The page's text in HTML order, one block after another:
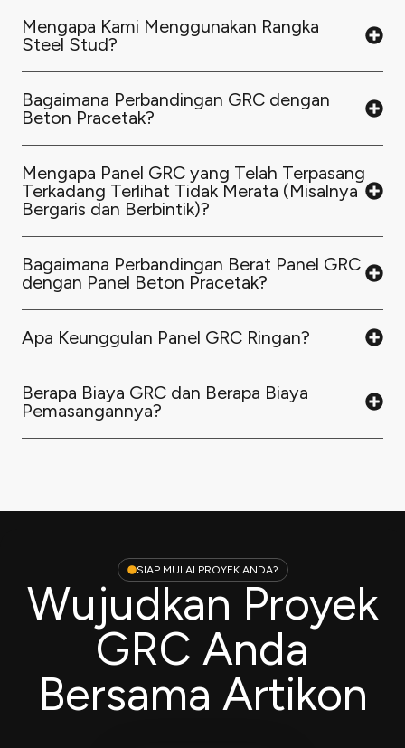
Mengapa Kami Menggunakan Rangka
Steel Stud?
Bagaimana Perbandingan GRC dengan
Beton Pracetak?
Mengapa Panel GRC yang Telah Terpasang
Terkadang Terlihat Tidak Merata (Misalnya
Bergaris dan Berbintik)?
Bagaimana Perbandingan Berat Panel GRC
dengan Panel Beton Pracetak?
Apa Keunggulan Panel GRC Ringan?
Berapa Biaya GRC dan Berapa Biaya
Pemasangannya?
SIAP MULAI PROYEK ANDA?
Wujudkan Proyek
GRC Anda
Bersama Artikon